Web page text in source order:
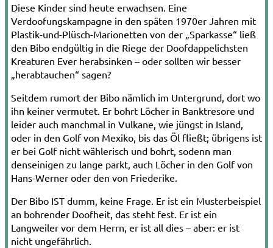
Diese Kinder sind heute erwachsen. Eine
Verdoofungskampagne in den späten 1970er Jahren mit
Plastik-und-Plüsch­-Marionetten von der „Sparkasse“ ließ
den Bibo endgültig in die Riege der Doofdappelichsten
Kreaturen Ever herabsinken – oder sollten wir besser
„herabtauchen“ sagen?
Seitdem rumort der Bibo nämlich im Untergrund, dort wo
ihn keiner vermutet. Er bohrt Löcher in Banktresore und
leider auch manchmal in Vulkane, wie jüngst in Island,
oder in den Golf von Mexiko, bis das Öl fließt; übrigens ist
er bei Golf nicht wählerisch und bohrt, sodenn man
denseinigen zu lange parkt, auch Löcher in den Golf von
Hans-Werner oder den von Friederike.
Der Bibo IST dumm, keine Frage. Er ist ein Musterbeispiel
an bohrender Doofheit, das steht fest. Er ist ein
Langweiler vor dem Herrn, er ist all dies – aber: er ist
nicht ungefährlich.